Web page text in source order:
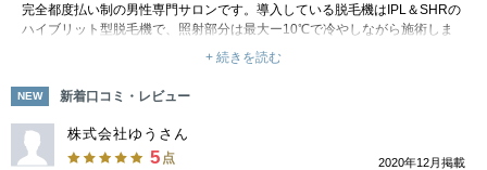
完全都度払い制の男性専門サロンです。導入している脱毛機はIPL＆SHRの
ハイブリット型脱毛機で、照射部分は最大ー10℃で冷やしながら施術しま
すので、痛みに弱い方にもおすすめです。施術はメンズ脱毛歴10年のベテ
ランオーナーが施術するため、安心して施術を受けることが出来ます。 ま
た、高出力のセルフ脱毛対応のマシンも導入しており、自分の好きな時に気
軽に脱毛したい方にもおすすめです！セルフ脱毛は個室にて時間内打ち放題
です！
+ 続きを読む
NEW 新着口コミ・レビュー
株式会社ゆうさん
5 点 2020年12月掲載